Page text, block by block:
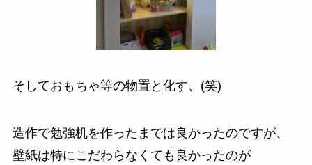
そしておもちゃ等の物置と化す、(笑)
造作で勉強机を作ったまでは良かったのですが、
壁紙は特にこだわらなくても良かったのが